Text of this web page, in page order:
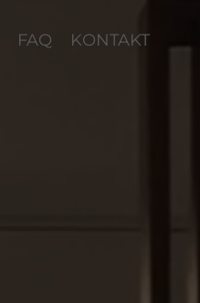
FAQ KONTAKT